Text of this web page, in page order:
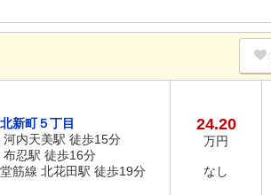
新町５丁目
内天美駅 徒歩15分
忍駅 徒歩16分
筋線 北花田駅 徒歩19分
24.20
万円
なし